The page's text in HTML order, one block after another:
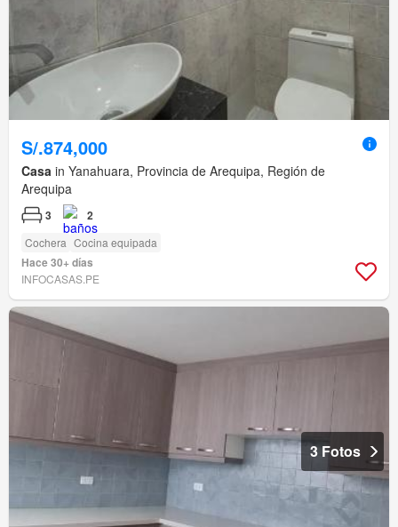
S/.874,000
Casa in Yanahuara, Provincia de Arequipa, Región de
Arequipa
3 2
Cochera Cocina equipada
Hace 30+ días
INFOCASAS.PE
3 Fotos